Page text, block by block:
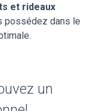
et rideaux
possédez dans le
un